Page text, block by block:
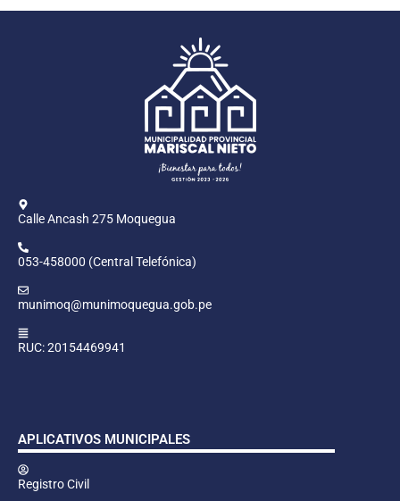
Calle Ancash 275 Moquegua
053-458000 (Central Telefónica)
munimoq@munimoquegua.gob.pe
RUC: 20154469941
APLICATIVOS MUNICIPALES
Registro Civil